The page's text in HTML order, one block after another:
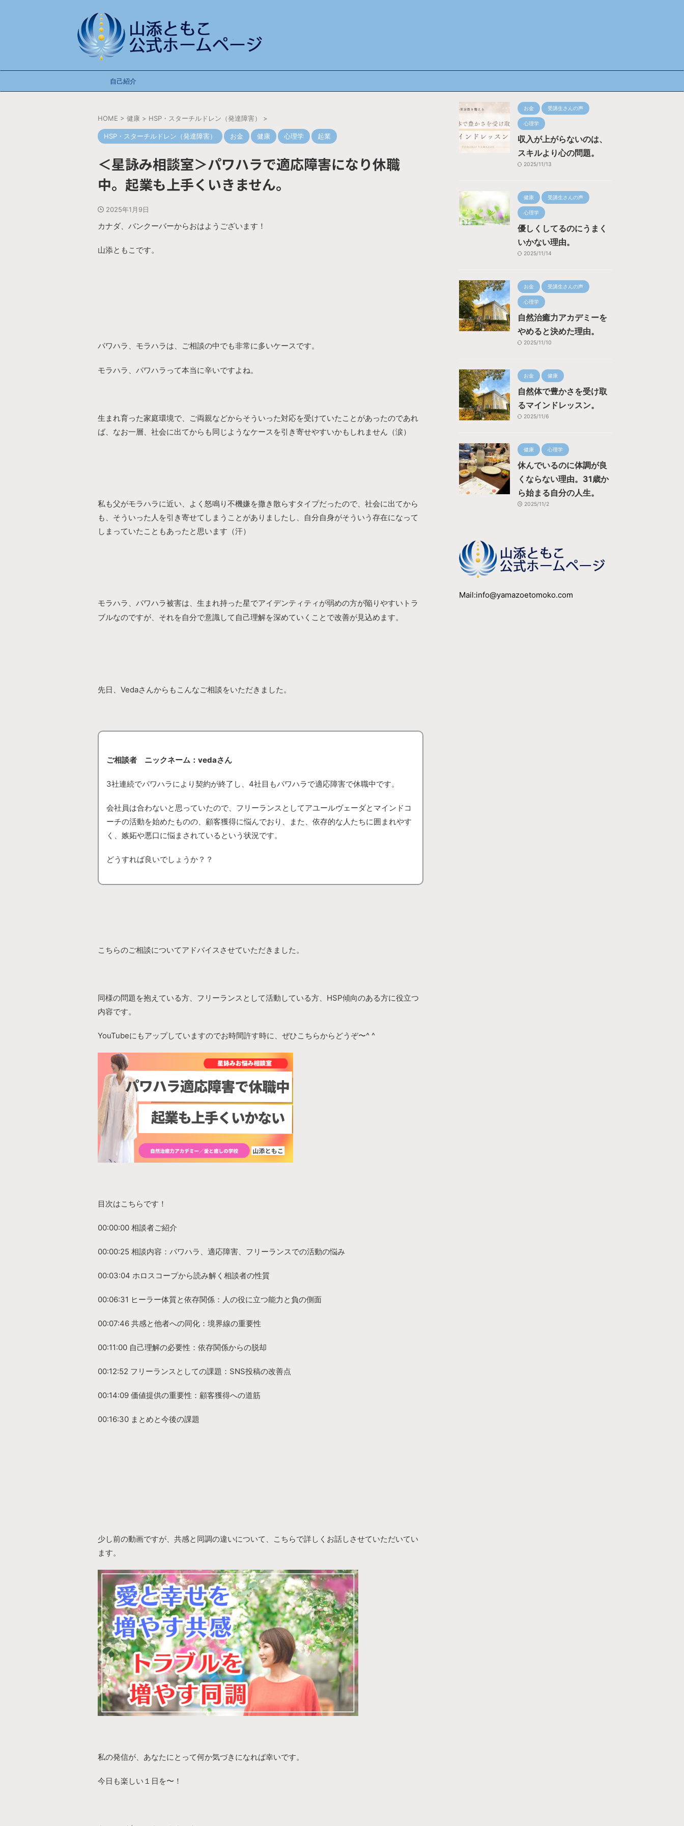
自己紹介
HOME > 健康 > HSP・スターチルドレン（発達障害） >
HSP・スターチルドレン（発達障害） お金 健康 心理学 起業
＜星詠み相談室＞パワハラで適応障害になり休職
中。起業も上手くいきません。
2025年1月9日
カナダ、バンクーバーからおはようございます！
山添ともこです。
パワハラ、モラハラは、 ご相談の中でも非常に多いケースです。
モラハラ、パワハラって本当に辛いですよね。
生まれ育った家庭環境で、ご両親などからそういった対応を受けていたことがあったのであれ
ば、なお一層、社会に出てからも同じようなケースを引き寄せやすいかもしれません（涙）
私も父がモラハラに近い、よく怒鳴り不機嫌を撒き散らすタイプだったので、社会に出てから
も、そういった人を引き寄せてしまうことがありましたし、自分自身がそういう存在になって
しまっていたこともあったと思います（汗）
モラハラ、パワハラ被害は、 生まれ持った星でアイデンティティが弱めの方が陥りやすいトラ
ブルなのですが、 それを自分で意識して自己理解を深めていくことで改善が見込めます。
先日、Vedaさんからもこんなご相談をいただきました。
ご相談者 ニックネーム：vedaさん
3社連続でパワハラにより契約が終了し、4社目もパワハラで適応障害で休職中です。
会社員は合わないと思っていたので、フリーランスとしてアユールヴェーダとマインドコ
ーチの活動を始めたものの、顧客獲得に悩んでおり、また、依存的な人たちに囲まれやす
く、嫉妬や悪口に悩まされているという状況です。
どうすれば良いでしょうか？？
こちらのご相談についてアドバイスさせていただきました。
同様の問題を抱えている方、フリーランスとして活動している方、HSP傾向のある方に役立つ
内容です。
YouTubeにもアップしていますのでお時間許す時に、ぜひこちらからどうぞ〜^ ^
目次はこちらです！
00:00:00 相談者ご紹介
00:00:25 相談内容：パワハラ、適応障害、フリーランスでの活動の悩み
00:03:04 ホロスコープから読み解く相談者の性質
00:06:31 ヒーラー体質と依存関係：人の役に立つ能力と負の側面
00:07:46 共感と他者への同化：境界線の重要性
00:11:00 自己理解の必要性：依存関係からの脱却
00:12:52 フリーランスとしての課題：SNS投稿の改善点
00:14:09 価値提供の重要性：顧客獲得への道筋
00:16:30 まとめと今後の課題
少し前の動画ですが、共感と同調の違いについて、こちらで詳しくお話しさせていただいてい
ます。
私の発信が、あなたにとって何か気づきになれば幸いです。
今日も楽しい１日を〜！
お金 受講生さんの声
心理学
収入が上がらないのは、
スキルより心の問題。
2025/11/13
健康 受講生さんの声
心理学
優しくしてるのにうまく
いかない理由。
2025/11/14
お金 受講生さんの声
心理学
自然治癒力アカデミーを
やめると決めた理由。
2025/11/10
お金 健康
自然体で豊かさを受け取
るマインドレッスン。
2025/11/6
健康 心理学
休んでいるのに体調が良
くならない理由。31歳か
ら始まる自分の人生。
2025/11/2
Mail:info@yamazoetomoko.com